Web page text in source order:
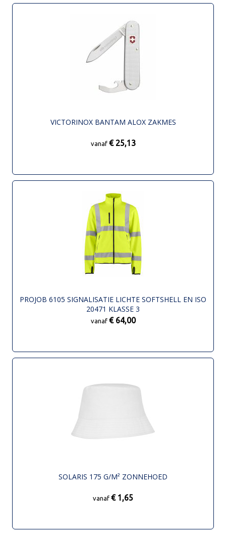
VICTORINOX BANTAM ALOX ZAKMES
vanaf € 25,13
PROJOB 6105 SIGNALISATIE LICHTE SOFTSHELL EN ISO
20471 KLASSE 3
vanaf € 64,00
SOLARIS 175 G/M² ZONNEHOED
vanaf € 1,65